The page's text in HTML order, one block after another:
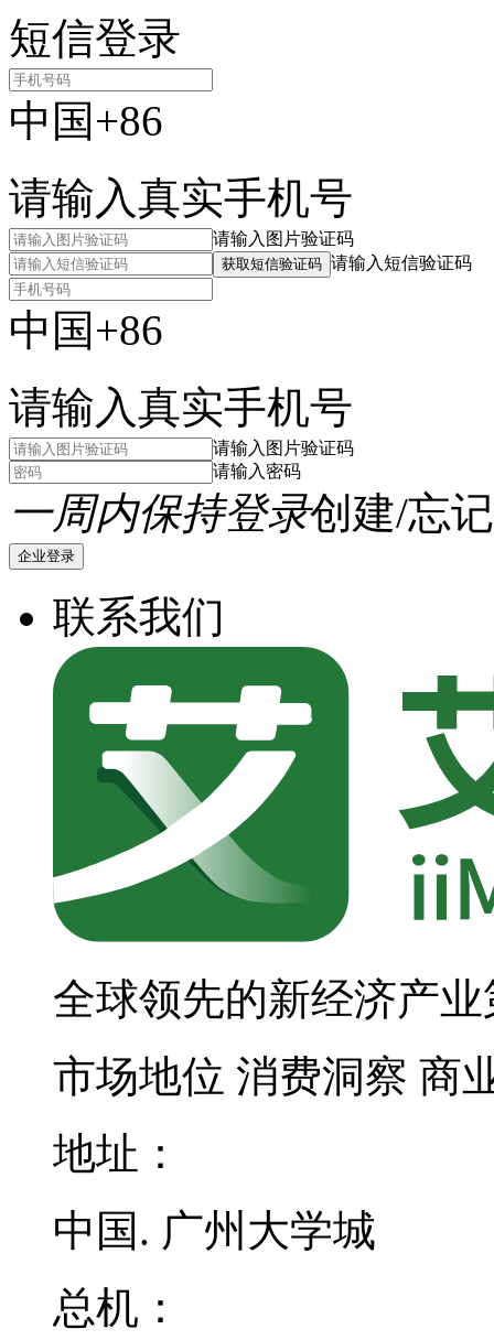
短信登录
中国+86
请输入真实手机号
请输入图片验证码
获取短信验证码 请输入短信验证码
中国+86
请输入真实手机号
请输入图片验证码
请输入密码
一周内保持登录创建/忘
企业登录
联系我们
全球领先的新经济产
市场地位 消费洞察 商
地址：
中国. 广州大学城
总机：